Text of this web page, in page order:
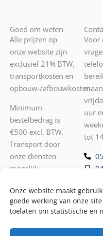
Onze website maakt
goede werking van onze
toelaten om statistische en
Goed om weten
Alle prijzen op
onze website zijn
exclusief 21% BTW,
transportkosten en
opbouw-/afbouwkosten.
Minimum
bestelbedrag is
€500 excl. BTW.
Transport door
onze diensten
mogelijk.
Voor
uur
tot
op